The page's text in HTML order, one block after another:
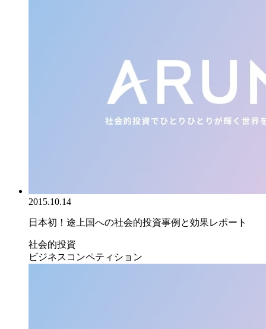
2015.10.14
日本初！途上国への社会的投資事例と効果レポート
社会的投資
ビジネスコンペティション